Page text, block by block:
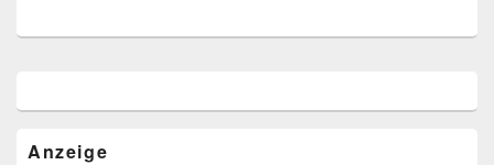
Widget-
Anzeige